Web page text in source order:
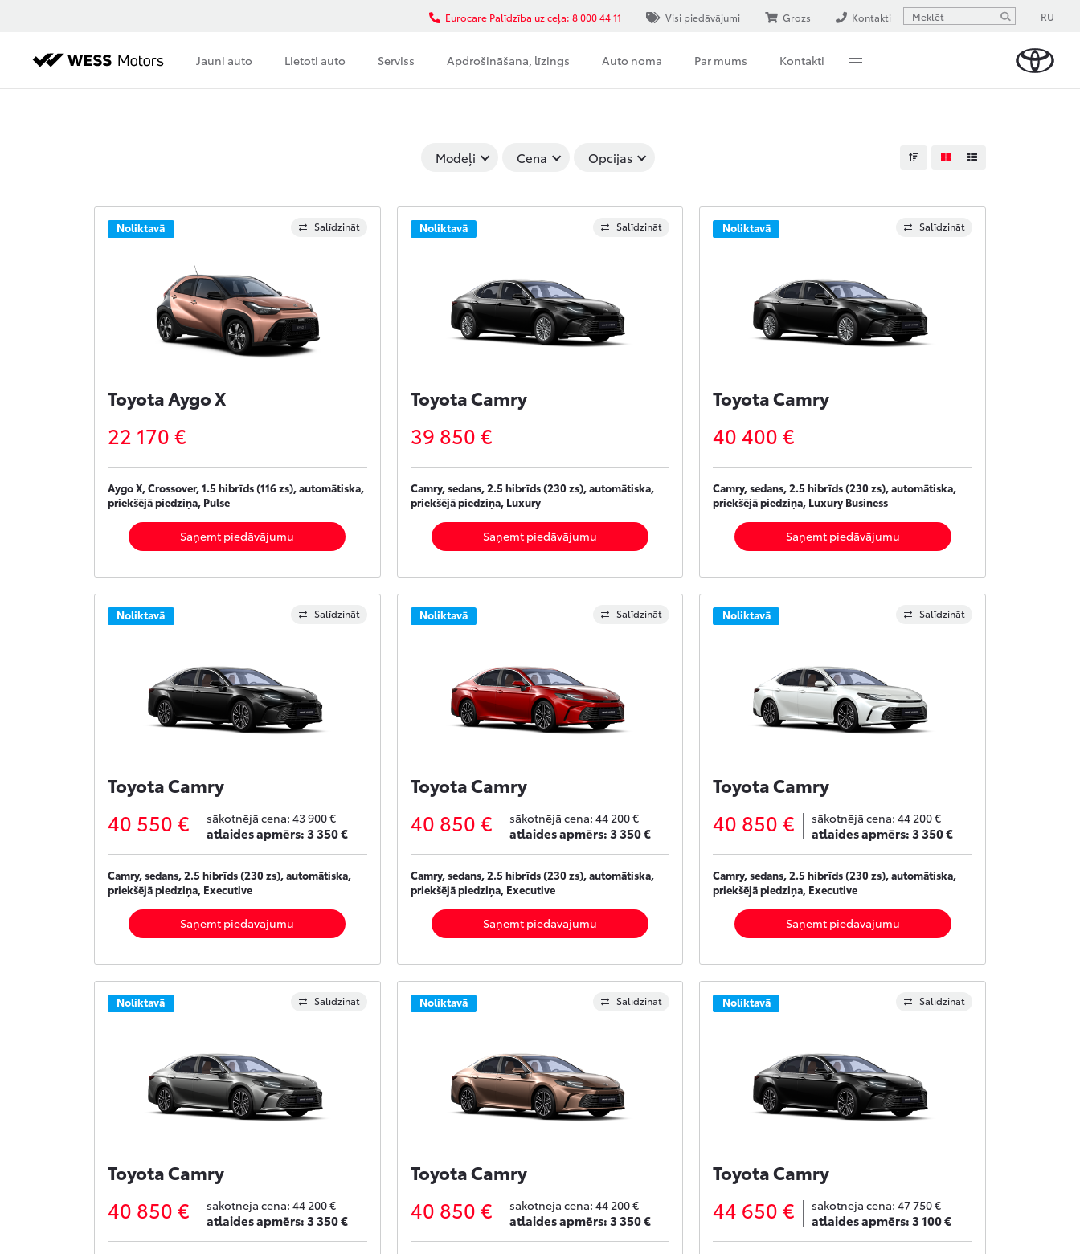
Jauni auto Lietoti auto Serviss Apdrošināšana, līzings Auto noma Par mums Kontakti
Eurocare Palīdzība uz ceļa: 8 000 44 11 Visi piedāvājumi Grozs Kontakti RU
Modeļi Cena Opcijas
Salīdzināt
Noliktavā
Toyota Aygo X
22 170 €
Aygo X, Crossover, 1.5 hibrīds (116 zs), automātiska,
priekšējā piedziņa, Pulse
Saņemt piedāvājumu
Salīdzināt
Noliktavā
Toyota Camry
39 850 €
Camry, sedans, 2.5 hibrīds (230 zs), automātiska,
priekšējā piedziņa, Luxury
Saņemt piedāvājumu
Salīdzināt
Noliktavā
Toyota Camry
40 400 €
Camry, sedans, 2.5 hibrīds (230 zs), automātiska,
priekšējā piedziņa, Luxury Business
Saņemt piedāvājumu
Salīdzināt
Noliktavā
Toyota Camry
40 550 € sākotnējā cena: 43 900 €
atlaides apmērs:3 350 €
Camry, sedans, 2.5 hibrīds (230 zs), automātiska,
priekšējā piedziņa, Executive
Saņemt piedāvājumu
Salīdzināt
Noliktavā
Toyota Camry
40 850 € sākotnējā cena: 44 200 €
atlaides apmērs:3 350 €
Camry, sedans, 2.5 hibrīds (230 zs), automātiska,
priekšējā piedziņa, Executive
Saņemt piedāvājumu
Salīdzināt
Noliktavā
Toyota Camry
40 850 € sākotnējā cena: 44 200 €
atlaides apmērs:3 350 €
Camry, sedans, 2.5 hibrīds (230 zs), automātiska,
priekšējā piedziņa, Executive
Saņemt piedāvājumu
Salīdzināt
Noliktavā
Toyota Camry
40 850 € sākotnējā cena: 44 200 €
atlaides apmērs:3 350 €
Salīdzināt
Noliktavā
Toyota Camry
40 850 € sākotnējā cena: 44 200 €
atlaides apmērs:3 350 €
Salīdzināt
Noliktavā
Toyota Camry
44 650 € sākotnējā cena: 47 750 €
atlaides apmērs:3 100 €